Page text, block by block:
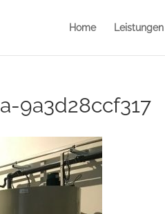
Home Leistungen
9a3d28ccf317